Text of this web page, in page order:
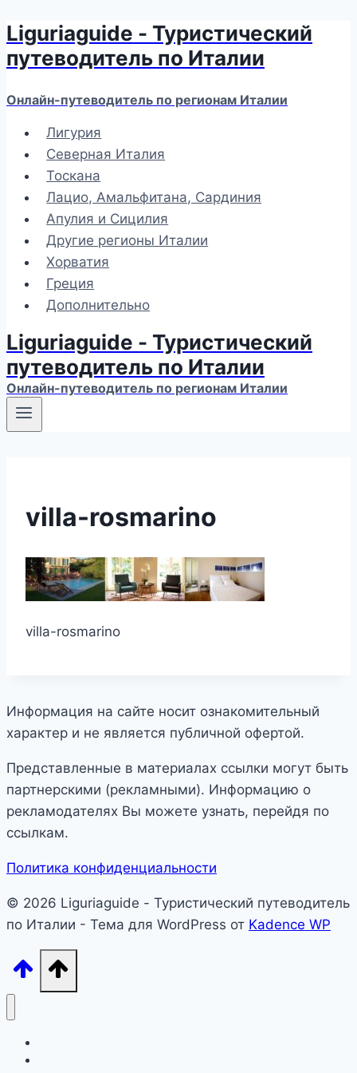
Перейти
к
содержимому
Liguriaguide - Туристический
путеводитель по Италии
Онлайн-путеводитель по регионам Италии
Лигурия
Северная Италия
Тоскана
Лацио, Амальфитана, Сардиния
Апулия и Сицилия
Другие регионы Италии
Хорватия
Греция
Дополнительно
Liguriaguide - Туристический
путеводитель по Италии
Онлайн-путеводитель по регионам Италии
villa-rosmarino
villa-rosmarino
Информация на сайте носит ознакомительный
характер и не является публичной офертой.
Представленные в материалах ссылки могут быть
партнерскими (рекламными). Информацию о
рекламодателях Вы можете узнать, перейдя по
ссылкам.
Политика конфиденциальности
© 2026 Liguriaguide - Туристический путеводитель
по Италии - Тема для WordPress от Kadence WP